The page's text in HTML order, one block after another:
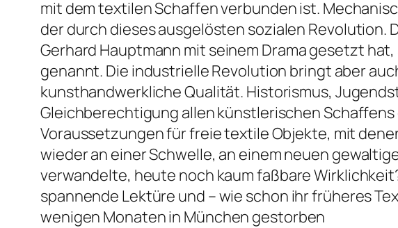
mit dem textilen Schaffen verbunden ist.
der durch dieses ausgelösten sozialen Revolution.
Gerhard Hauptmann mit seinem Drama gesetzt
genannt. Die industrielle Revolution bringt aber
kunsthandwerkliche Qualität. Historismus,
Gleichberechtigung allen künstlerischen
Voraussetzungen für freie textile Objekte, mit
wieder an einer Schwelle, an einem neuen
verwandelte, heute noch kaum faßbare
spannende Lektüre und – wie schon ihr früheres
wenigen Monaten in München gestorben